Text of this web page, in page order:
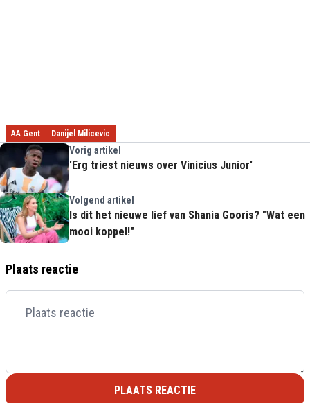
AA Gent Danijel Milicevic
Vorig artikel
'Erg triest nieuws over Vinicius Junior'
Volgend artikel
Is dit het nieuwe lief van Shania Gooris? "Wat een
mooi koppel!"
Plaats reactie
PLAATS REACTIE